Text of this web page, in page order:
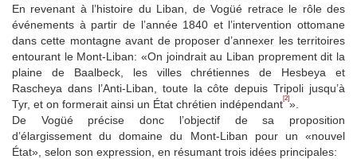
En revenant à l’histoire du Liban, de Vogüé retrace le rôle des
événements à partir de l’année 1840 et l’intervention ottomane
dans cette montagne avant de proposer d’annexer les territoires
entourant le Mont-Liban: «On joindrait au Liban proprement dit la
plaine de Baalbeck, les villes chrétiennes de Hesbeya et
Rascheya dans l’Anti-Liban, toute la côte depuis Tripoli jusqu’à
Tyr, et on formerait ainsi un État chrétien indépendant[2]».
De Vogüé précise donc l’objectif de sa proposition
d’élargissement du domaine du Mont-Liban pour un «nouvel
État», selon son expression, en résumant trois idées principales: